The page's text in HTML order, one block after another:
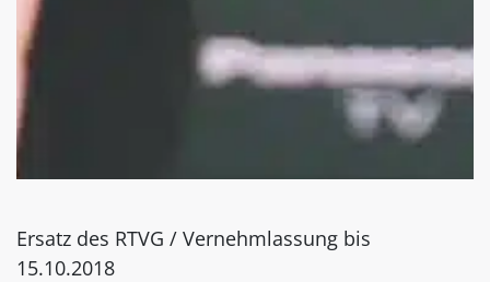
Ersatz des RTVG / Vernehmlassung bis
15.10.2018